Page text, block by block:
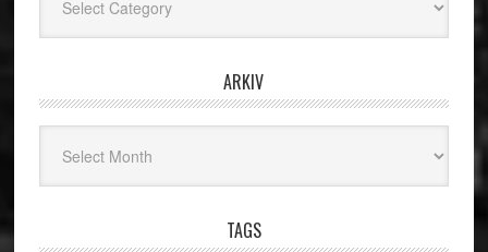
ARKIV
TAGS